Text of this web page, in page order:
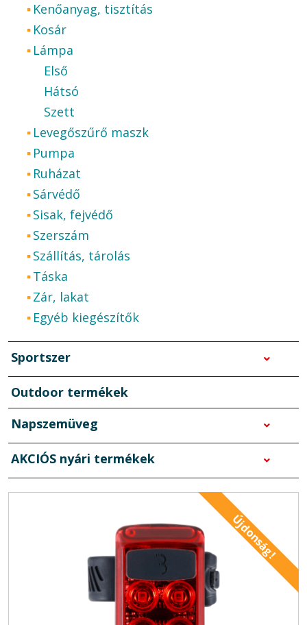
Kenőanyag, tisztítás
Kosár
Lámpa
Első
Hátsó
Szett
Levegőszűrő maszk
Pumpa
Ruházat
Sárvédő
Sisak, fejvédő
Szerszám
Szállítás, tárolás
Táska
Zár, lakat
Egyéb kiegészítők
Sportszer
Outdoor termékek
Napszemüveg
AKCIÓS nyári termékek
Újdonság!